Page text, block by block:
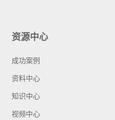
资源中心
成功案例
资料中心
知识中心
视频中心